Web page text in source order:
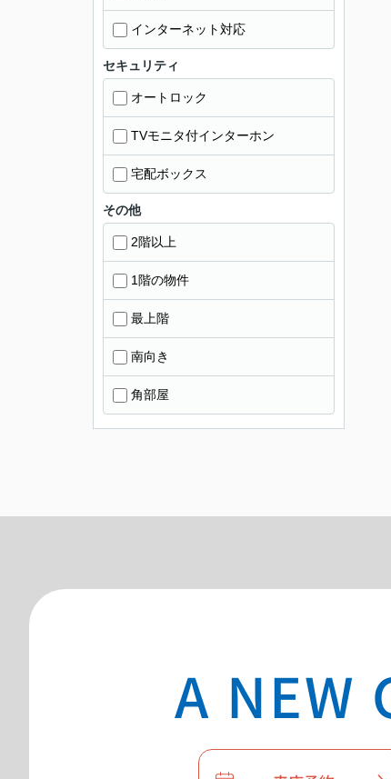
インターネット対応
セキュリティ
オートロック
TVモニタ付インターホン
宅配ボックス
その他
2階以上
1階の物件
最上階
南向き
角部屋
A NEW